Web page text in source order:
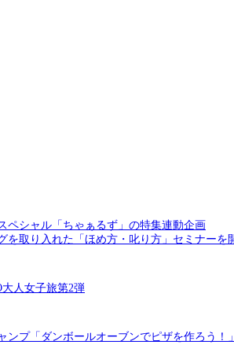
ペシャル「ちゃぁるず」の特集連動企画
を取り入れた「ほめ方・叱り方」セミナーを
人女子旅第2弾
ンプ「ダンボールオーブンでピザを作ろう！